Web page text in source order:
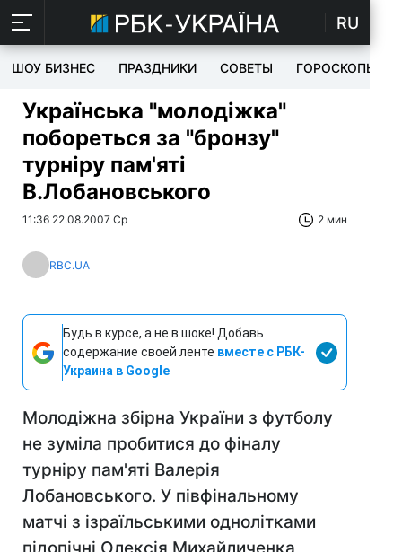
RU
ШОУ БИЗНЕС ПРАЗДНИКИ СОВЕТЫ ГОРОСКОПЫ
Українська "молодіжка"
побореться за "бронзу"
турніру пам'яті
В.Лобановського
11:36 22.08.2007 Ср 2 мин
RBC.UA
Будь в курсе, а не в шоке! Добавь
содержание своей ленте вместе с РБК-
Украина в Google
Молодіжна збірна України з футболу
не зуміла пробитися до фіналу
турніру пам'яті Валерія
Лобановського. У півфінальному
матчі з ізраїльськими однолітками